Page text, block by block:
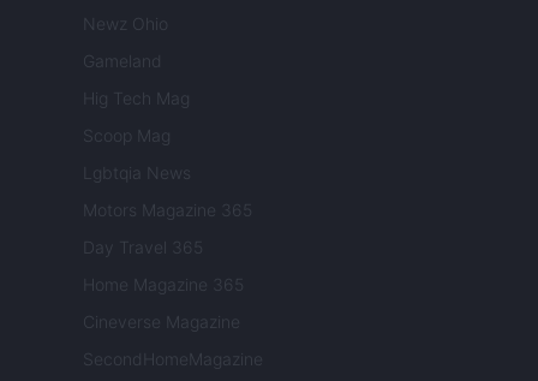
Newz Ohio
Gameland
Hig Tech Mag
Scoop Mag
Lgbtqia News
Motors Magazine 365
Day Travel 365
Home Magazine 365
Cineverse Magazine
SecondHomeMagazine